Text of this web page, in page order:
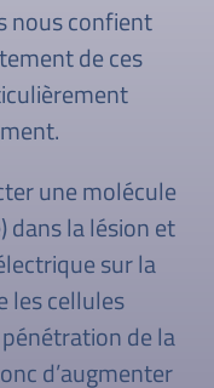
nous confient
de ces
une molécule
dans la lésion et
sur la
les cellules
de la
d’augmenter